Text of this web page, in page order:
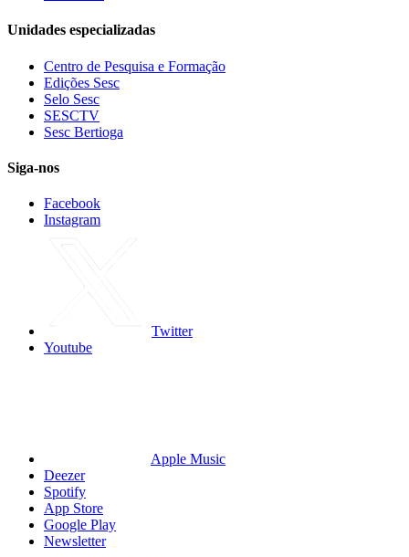
Unidades especializadas
Centro de Pesquisa e Formação
Edições Sesc
Selo Sesc
SESCTV
Sesc Bertioga
Siga-nos
Facebook
Instagram
Twitter
Youtube
Apple Music
Deezer
Spotify
App Store
Google Play
Newsletter